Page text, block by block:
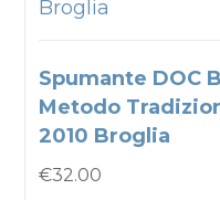
Broglia
Spumante DOC
Metodo
2010 Broglia
€32.00